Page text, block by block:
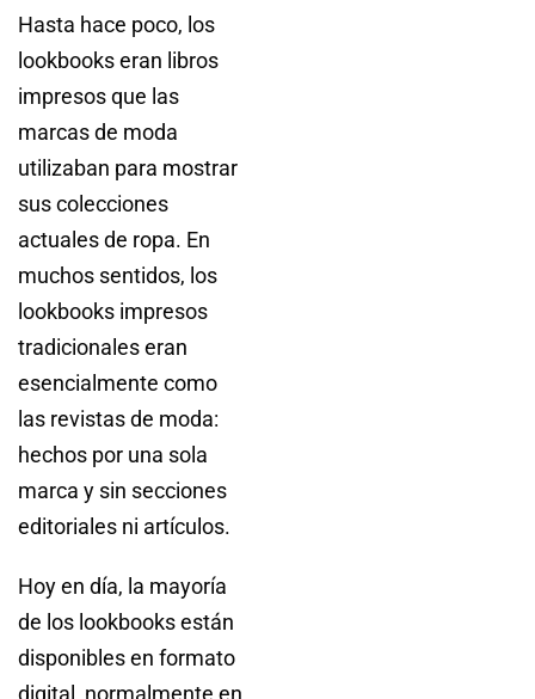
Hasta hace poco, los
lookbooks eran libros
impresos que las
marcas de moda
utilizaban para mostrar
sus colecciones
actuales de ropa. En
muchos sentidos, los
lookbooks impresos
tradicionales eran
esencialmente como
las revistas de moda:
hechos por una sola
marca y sin secciones
editoriales ni artículos.
Hoy en día, la mayoría
de los lookbooks están
disponibles en formato
digital, normalmente en